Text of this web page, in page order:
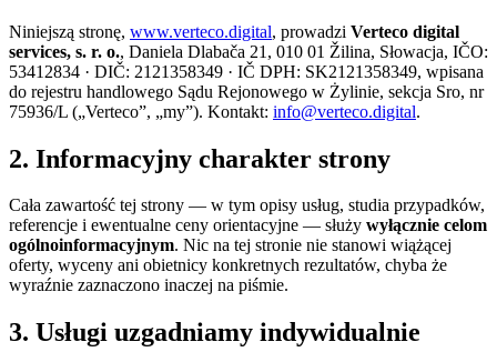
Niniejszą stronę, www.verteco.digital, prowadzi Verteco digital
services, s. r. o., Daniela Dlabača 21, 010 01 Žilina, Słowacja, IČO:
53412834 · DIČ: 2121358349 · IČ DPH: SK2121358349, wpisana
do rejestru handlowego Sądu Rejonowego w Żylinie, sekcja Sro, nr
75936/L („Verteco”, „my”). Kontakt: info@verteco.digital.
2. Informacyjny charakter strony
Cała zawartość tej strony — w tym opisy usług, studia przypadków,
referencje i ewentualne ceny orientacyjne — służy wyłącznie celom
ogólnoinformacyjnym. Nic na tej stronie nie stanowi wiążącej
oferty, wyceny ani obietnicy konkretnych rezultatów, chyba że
wyraźnie zaznaczono inaczej na piśmie.
3. Usługi uzgadniamy indywidualnie